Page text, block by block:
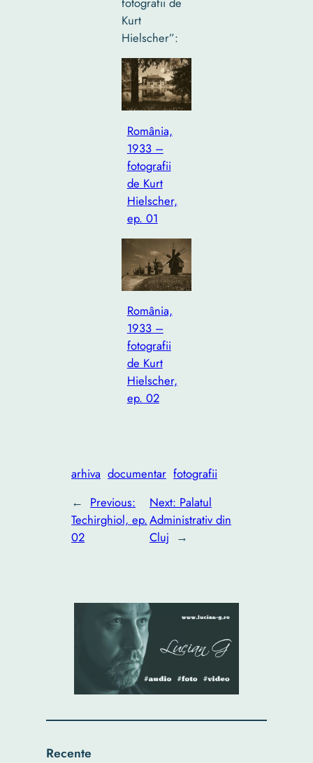
Kurt
Hielscher”:
România,
1933 –
fotografii
de Kurt
Hielscher,
ep. 01
România,
1933 –
fotografii
de Kurt
Hielscher,
ep. 02
arhiva documentar fotografii
← Previous:
Techirghiol, ep.
02
Next: Palatul
Administrativ din
Cluj →
Recente